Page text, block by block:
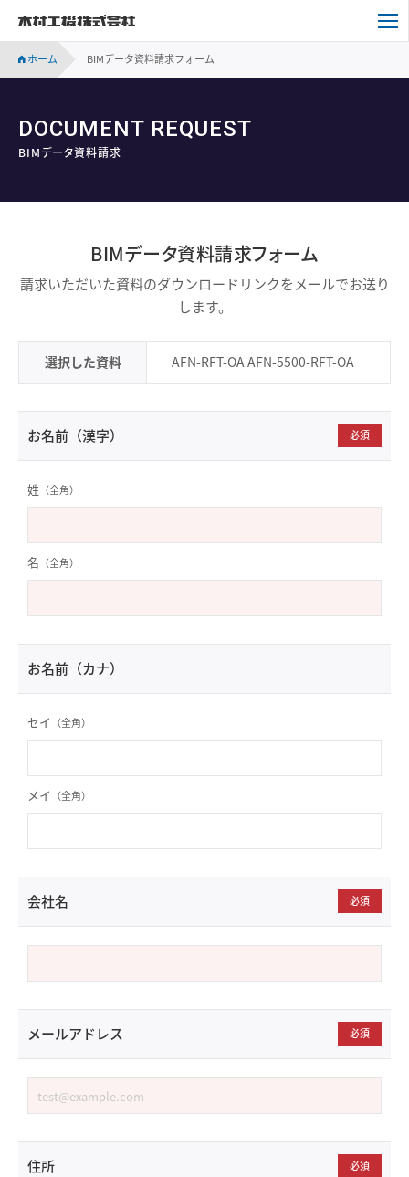
ホーム BIMデータ資料請求フォーム
DOCUMENT REQUEST
BIMデータ資料請求
BIMデータ資料請求フォーム
請求いただいた資料のダウンロードリンクをメールでお送り
します。
選択した資料 AFN-RFT-OA AFN-5500-RFT-OA
お名前（漢字） 必須
姓 （全角）
名 （全角）
お名前（カナ）
セイ （全角）
メイ （全角）
会社名 必須
メールアドレス 必須
住所 必須